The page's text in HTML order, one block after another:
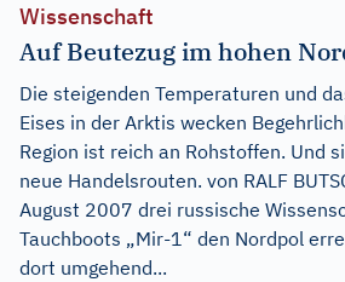
Wissenschaft
Auf Beutezug im hohen
Die steigenden Temperaturen und
Eises in der Arktis wecken
Region ist reich an Rohstoffen. Und
neue Handelsrouten. von RALF
August 2007 drei russische
Tauchboots „Mir-1“ den Nordpol
dort umgehend...